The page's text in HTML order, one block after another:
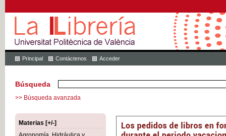
Principal Contáctenos Acceder
Búsqueda
>> Búsqueda avanzada
Materias [+/-]